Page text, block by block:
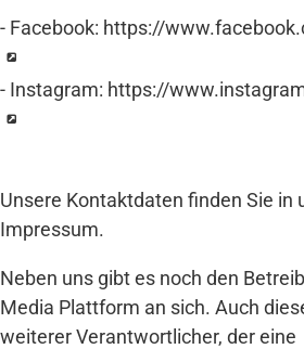
- Facebook: https://
- Instagram: https://
Unsere Kontaktdaten finden Sie in
Impressum.
Neben uns gibt es noch den
Media Plattform an sich. Auch
weiterer Verantwortlicher, der eine